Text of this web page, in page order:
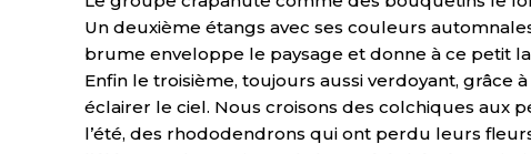
Un deuxième étangs avec ses couleurs
brume enveloppe le paysage et donne à ce petit
Enfin le troisième, toujours aussi verdoyant, grâce
éclairer le ciel. Nous croisons des colchiques aux
l’été, des rhododendrons qui ont perdu leurs